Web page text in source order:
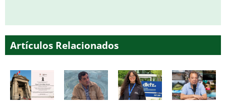
Artículos Relacionados